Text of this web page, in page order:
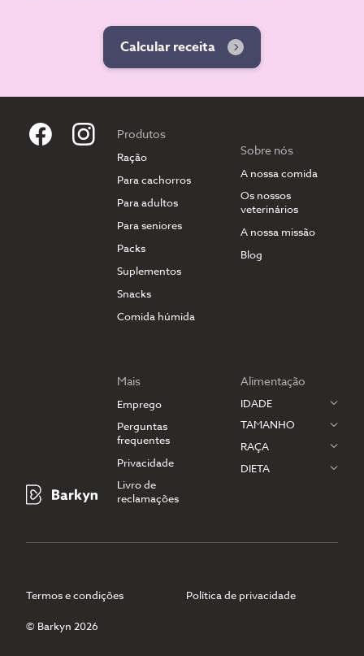
Calcular receita
Produtos
Ração
Para cachorros
Para adultos
Para seniores
Packs
Suplementos
Snacks
Comida húmida
Sobre nós
A nossa comida
Os nossos
veterinários
A nossa missão
Blog
Mais
Emprego
Perguntas
frequentes
Privacidade
Livro de
reclamações
Alimentação
IDADE
TAMANHO
RAÇA
DIETA
Termos e condições Política de privacidade
© Barkyn 2026